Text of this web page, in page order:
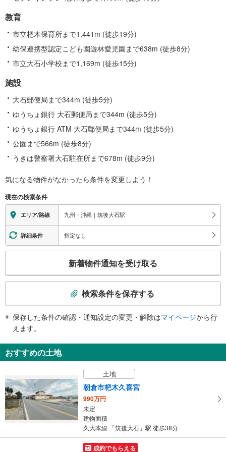
教育
市立杷木保育所まで1,441m (徒歩19分)
幼保連携型認定こども園遊林愛児園まで638m (徒歩8分)
市立大石小学校まで1,169m (徒歩15分)
施設
大石郵便局まで344m (徒歩5分)
ゆうちょ銀行 大石郵便局まで344m (徒歩5分)
ゆうちょ銀行 ATM 大石郵便局まで344m (徒歩5分)
公園まで566m (徒歩8分)
うきは警察署大石駐在所まで678m (徒歩9分)
気になる物件がなかったら条件を変更しよう！
現在の検索条件
エリア/路線 九州・沖縄｜筑後大石駅
詳細条件 指定なし
検
知
を
け
取
る
・
条
新着物件通知を受け取る
検索条件を保存する
保存した条件の確認・通知設定の変更・解除はマイページから行
えます。
おすすめの土地
土地
朝倉市杷木久喜宮
990万円
未定
建物面積 -
久大本線 「筑後大石」駅 徒歩38分
成約でもらえる